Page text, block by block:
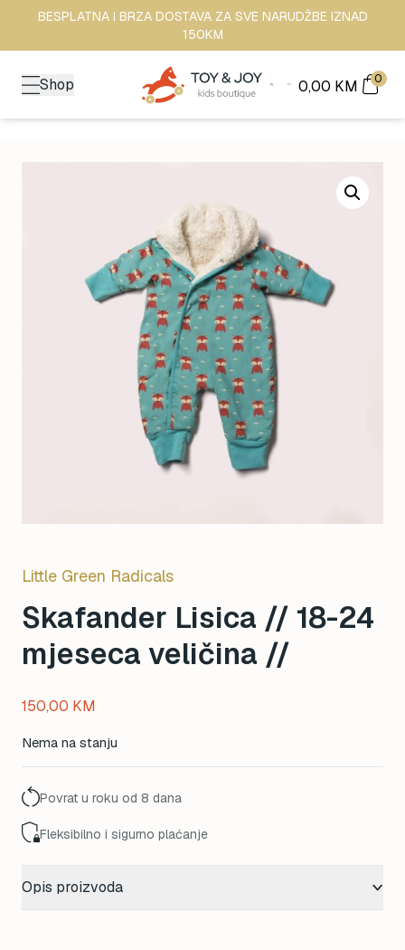
BESPLATNA I BRZA DOSTAVA ZA SVE NARUDŽBE IZNAD
150KM
Shop 0,00 KM 0
Little Green Radicals
Skafander Lisica // 18-24
mjeseca veličina //
150,00 KM
Nema na stanju
Povrat u roku od 8 dana
Fleksibilno i sigurno plaćanje
Opis proizvoda